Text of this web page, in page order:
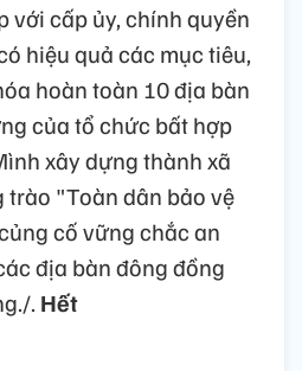
với cấp ủy, chính quyền
hiệu quả các mục tiêu,
hoàn toàn 10 địa bàn
của tổ chức bất hợp
xây dựng thành xã
trào "Toàn dân bảo vệ
cố vững chắc an
địa bàn đông đồng
. Hết